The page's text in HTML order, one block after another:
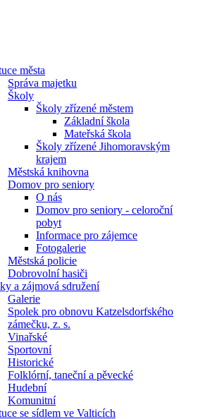
města
Správa majetku
Školy
Školy zřízené městem
Základní škola
Mateřská škola
Školy zřízené Jihomoravským
krajem
Městská knihovna
Domov pro seniory
O nás
Domov pro seniory - celoroční
pobyt
Informace pro zájemce
Fotogalerie
Městská policie
Dobrovolní hasiči
a zájmová sdružení
Galerie
Spolek pro obnovu Katzelsdorfského
zámečku, z. s.
Vinařské
Sportovní
Historické
Folklórní, taneční a pěvecké
Hudební
Komunitní
se sídlem ve Valticích